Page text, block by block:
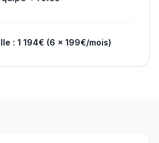
: 1 194€ (6 × 199€/mois)